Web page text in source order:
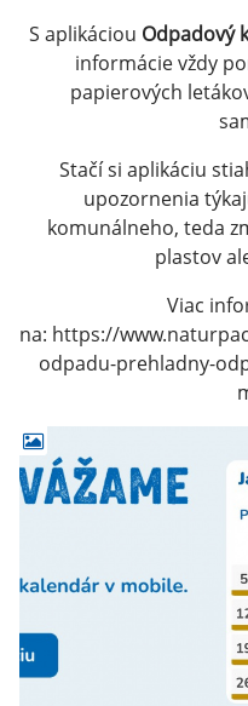
S aplikáciou Odpadový
informácie vždy
papierových
Stačí si aplikáciu
upozornenia
komunálneho, teda
plastov
Viac
na: https://
odpadu-prehladny-